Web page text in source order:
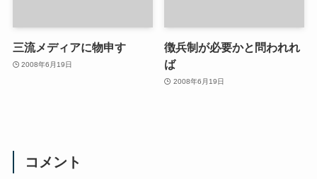
三流メディアに物申す
2008年6月19日
徴兵制が必要かと問われれ
ば
2008年6月19日
コメント